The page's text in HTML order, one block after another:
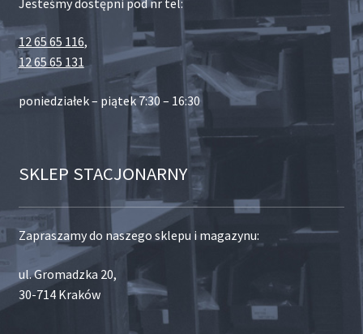
12 65 65 116,
12 65 65 131
poniedziałek – piątek 7:30 – 16:30
SKLEP STACJONARNY
Zapraszamy do naszego sklepu i magazynu:
ul. Gromadzka 20,
30-714 Kraków